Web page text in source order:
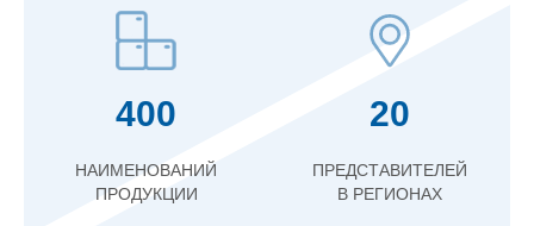
400
НАИМЕНОВАНИЙ
ПРОДУКЦИИ
20
ПРЕДСТАВИТЕЛЕЙ
В РЕГИОНАХ